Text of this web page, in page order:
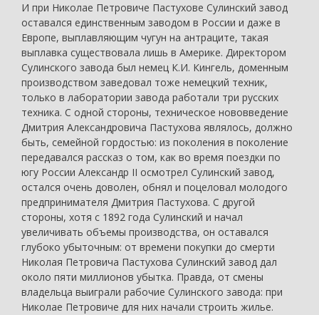
И при Николае Петровиче Пастухове Сулинский завод
оставался единственным заводом в России и даже в
Европе, выплавляющим чугун на антраците, такая
выплавка существовала лишь в Америке. Директором
Сулинского завода был немец К.И. Кингель, доменным
производством заведовал тоже немецкий техник,
только в лаборатории завода работали три русских
техника. С одной стороны, техническое нововведение
Дмитрия Александровича Пастухова являлось, должно
быть, семейной гордостью: из поколения в поколение
передавался рассказ о том, как во время поездки по
югу России Александр II осмотрел Сулинский завод,
остался очень доволен, обнял и поцеловал молодого
предпринимателя Дмитрия Пастухова. С другой
стороны, хотя с 1892 года Сулинский и начал
увеличивать объемы производства, он оставался
глубоко убыточным: от времени покупки до смерти
Николая Петровича Пастухова Сулинский завод дал
около пяти миллионов убытка. Правда, от смены
владельца выиграли рабочие Сулинского завода: при
Николае Петровиче для них начали строить жилье.